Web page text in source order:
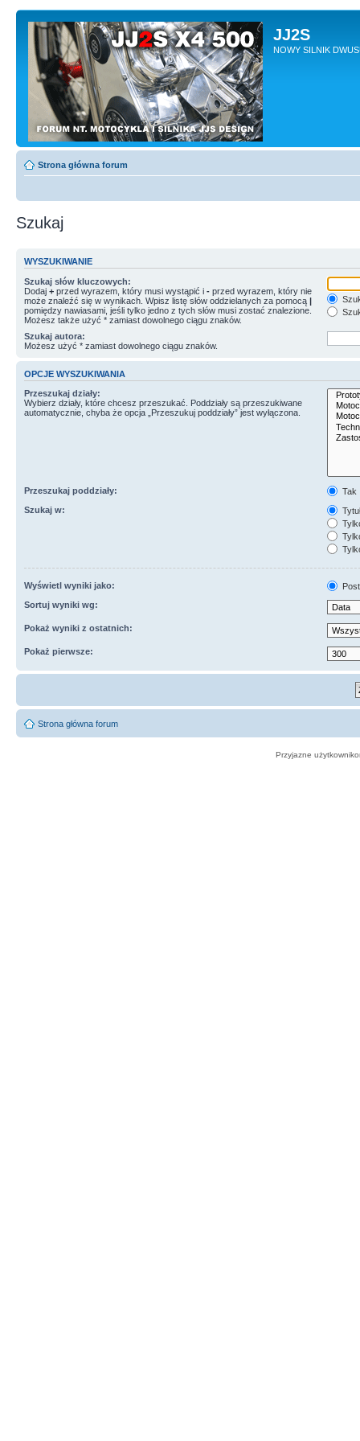
JJ2S
NOWY SILNIK
Strona główna forum
Szukaj
WYSZUKIWANIE
Szukaj słów kluczowych:
Dodaj + przed wyrazem, który musi wystąpić i - przed wyrazem, który nie
może znaleźć się w wynikach. Wpisz listę słów oddzielanych za pomocą |
pomiędzy nawiasami, jeśli tylko jedno z tych słów musi zostać znalezione.
Możesz także użyć * zamiast dowolnego ciągu znaków.
Szukaj autora:
Możesz użyć * zamiast dowolnego ciągu znaków.
OPCJE WYSZUKIWANIA
Przeszukaj działy:
Wybierz działy, które chcesz przeszukać. Poddziały są przeszukiwane
automatycznie, chyba że opcja „Przeszukuj poddziały” jest wyłączona.
Przeszukaj poddziały:
Tak
Szukaj w:
Wyświetl wyniki jako:
Sortuj wyniki wg:
Pokaż wyniki z ostatnich:
Pokaż pierwsze:
Strona główna forum
Przyjazne